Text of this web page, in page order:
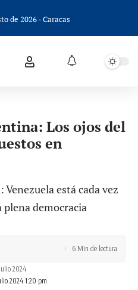
de 2026 - Caracas
Los ojos del
en
2024 1:20 pm
2024
6 Min de lectura